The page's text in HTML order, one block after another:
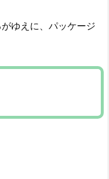
ゆえに、パッケージ